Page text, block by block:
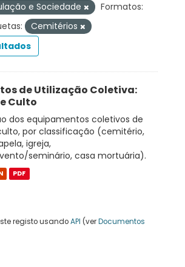
e Sociedade
Formatos:
Cemitérios
de Utilização Coletiva:
Culto
dos equipamentos coletivos de
por classificação (cemitério,
igreja,
seminário, casa mortuária).
PDF
registo usandoAPI (verDocumentos